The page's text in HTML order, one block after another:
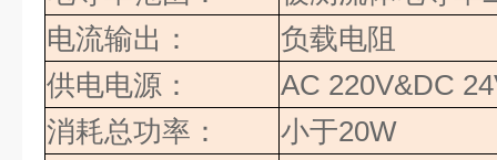
电流输出：
负载电阻
供电电源：
AC 220V&DC
消耗总功率：
小于20W